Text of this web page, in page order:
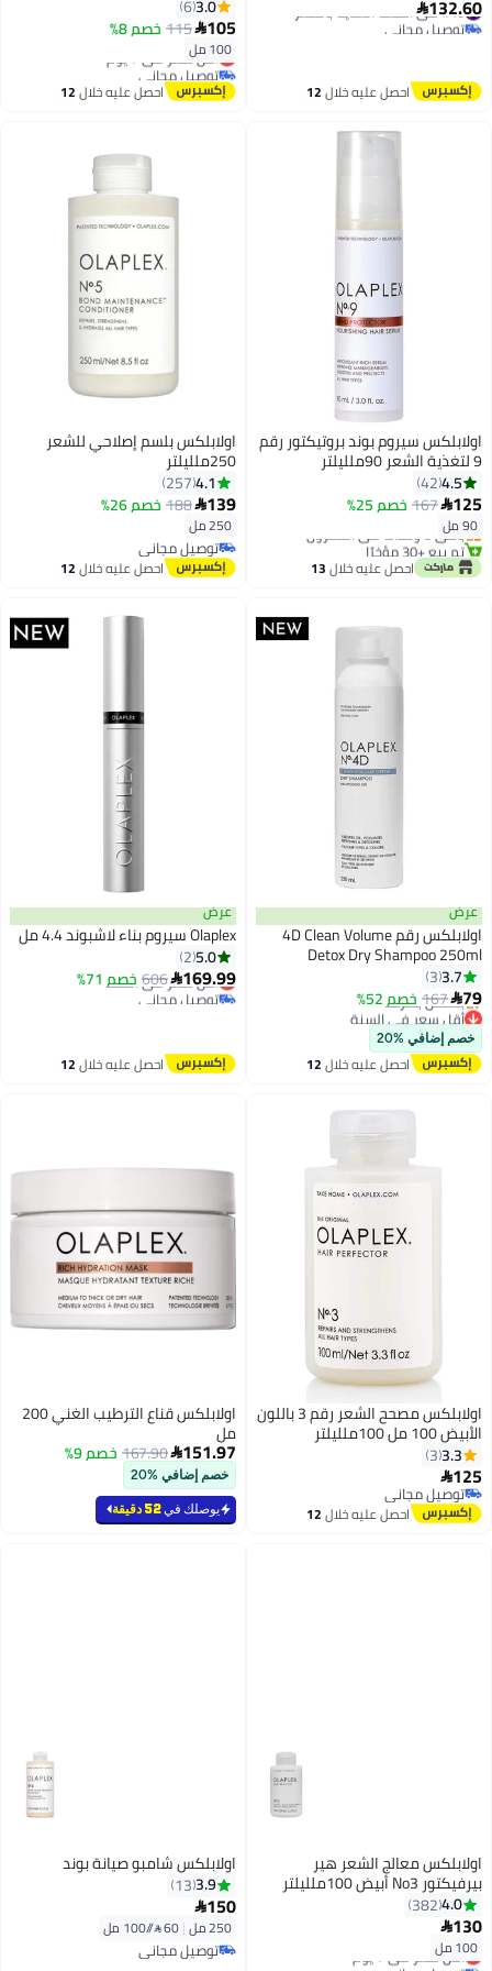
132.60
#46 في أقنعة العناية بالشعر
توصيل مجاني
#46 في أقنعة العناية بالشعر
احصل عليه خلال12
3.0
6
105
115 خصم 8%
100 ملأقل سعر في 7 يوم
توصيل مجاني
أقل سعر في 7 يوماحصل عليه خلال12
اولابلكس سيروم بوند بروتيكتور رقم
9 لتغذية الشعر 90ملليلتر
4.5
42
125
167 خصم 25%
90 ملباقي 3 وحدات في المخزون
تم بيع +30 مؤخرًا
باقي 3 وحدات في المخزون احصل عليه خلال13
اولابلكس بلسم إصلاحي للشعر
250ملليلتر
4.1
257
139
188 خصم 26%
250 مل
توصيل مجاني
توصيل مجانياحصل عليه خلال12
عرض
اولابلكس رقم 4D Clean Volume
Detox Dry Shampoo 250ml
250ملليلتر3.7
3
79
167 خصم 52%
أقل سعر في السنة
توصيل مجاني
بتخلّص بسرعة
أقل سعر في السنة
خصم إضافي %20
احصل عليه خلال12
عرض
Olaplex سيروم بناء لاشبوند 4.4 مل
5.0
2
169.99
606 خصم 71%
أقل سعر في السنة
توصيل مجاني
أقل سعر في السنة
احصل عليه خلال12
اولابلكس مصحح الشعر رقم 3 باللون
الأبيض 100 مل 100ملليلتر
3.3
3
125
توصيل مجاني
توصيل مجانياحصل عليه خلال12
اولابلكس قناع الترطيب الغني 200
مل
151.97
167.90خصم 9%
خصم إضافي %20
يوصلك في52 دقيقة
اولابلكس معالج الشعر هير
بيرفيكتور No3 أبيض 100ملليلتر
4.0
382
130
100 ملأقل سعر في 7 يوم
اولابلكس شامبو صيانة بوند
3.9
13
150
250 مل |
توصيل مجاني